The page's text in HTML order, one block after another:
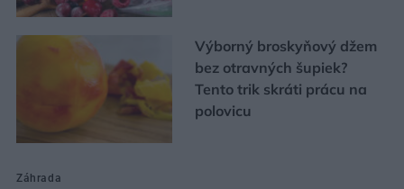
Výborný broskyňový džem
bez otravných šupiek?
Tento trik skráti prácu na
polovicu
Záhrada